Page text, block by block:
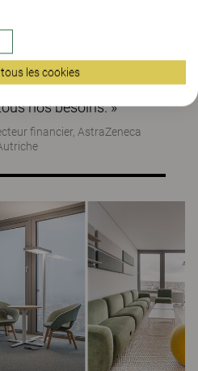
à la productivité et
à leur approche
large gamme, nous
solutions sur mesure
nos besoins. »
financier, AstraZeneca
les cookies